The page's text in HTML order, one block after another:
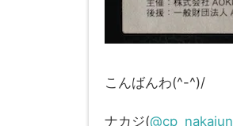
こんばんわ(^-^)/
ナカジ(@cp_nakajun